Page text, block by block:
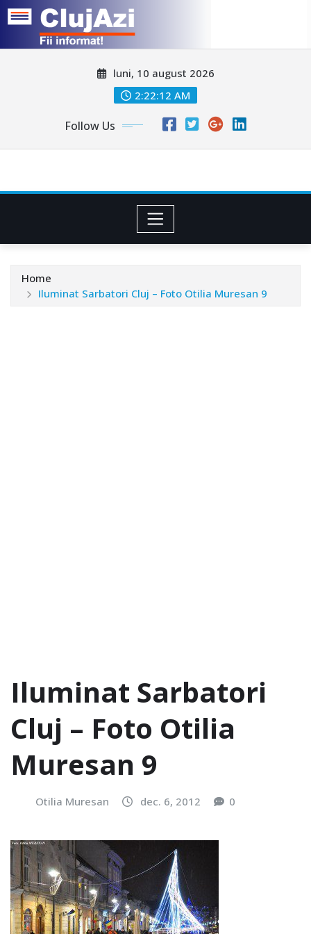
luni, 10 august 2026
2:22:14 AM
Follow Us
Home
Iluminat Sarbatori Cluj – Foto Otilia Muresan 9
Iluminat Sarbatori
Cluj – Foto Otilia
Muresan 9
Otilia Muresan dec. 6, 2012 0